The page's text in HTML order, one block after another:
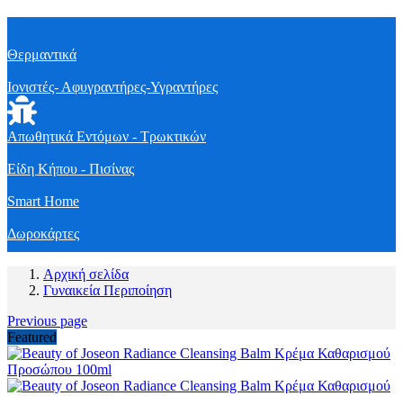
Θερμαντικά
Ιονιστές- Αφυγραντήρες-Υγραντήρες
Απωθητικά Εντόμων - Τρωκτικών
Είδη Κήπου - Πισίνας
Smart Home
Δωροκάρτες
Αρχική σελίδα
Γυναικεία Περιποίηση
Previous page
Featured